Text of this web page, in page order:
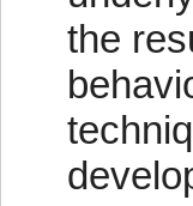
the